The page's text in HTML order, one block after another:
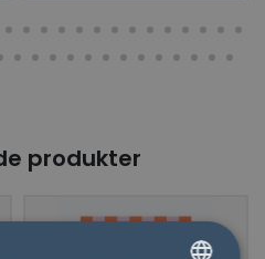
produkter